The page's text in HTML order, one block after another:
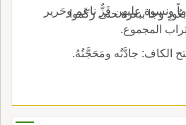
ونسوة عليهن قَزٌّ ناعم وحَرير
المجموع.
وجا ببعرة حتى رَكَموا
الكاف: جادَّتُه ومَحَجَّتُهُ.